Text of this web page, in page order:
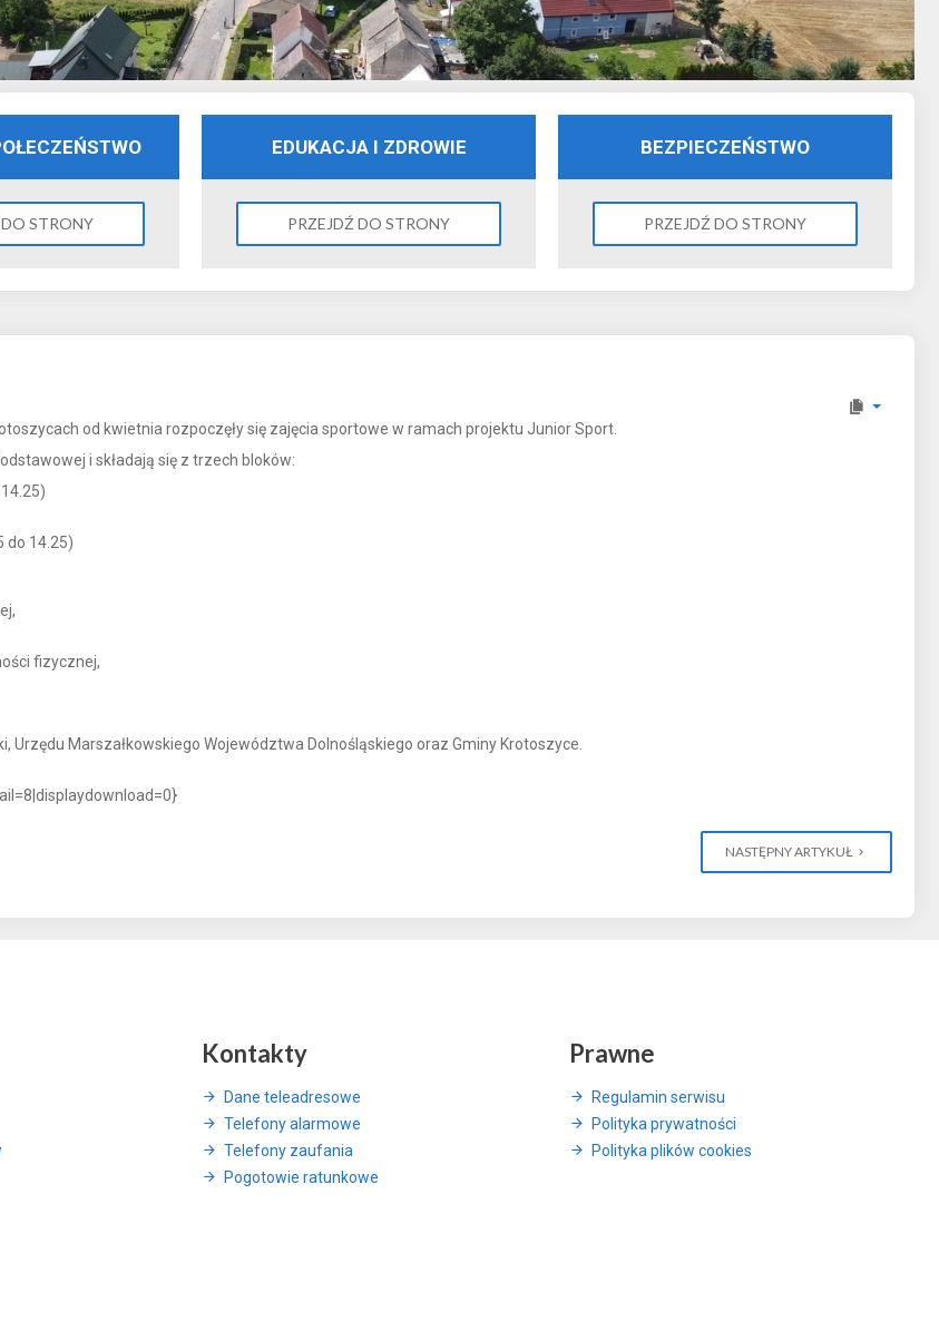
STRONY
EDUKACJA I ZDROWIE
PRZEJDŹ DO STRONY
BEZPIECZEŃSTWO
PRZEJDŹ DO STRONY
od kwietnia rozpoczęły się zajęcia sportowe w ramach projektu Junior Sport.
i składają się z trzech bloków:
do 14.25)
fizycznej,
Marszałkowskiego Województwa Dolnośląskiego oraz Gminy Krotoszyce.
NASTĘPNY ARTYKUŁ
Kontakty
Dane teleadresowe
Telefony alarmowe
Telefony zaufania
Pogotowie ratunkowe
Prawne
Regulamin serwisu
Polityka prywatności
Polityka plików cookies